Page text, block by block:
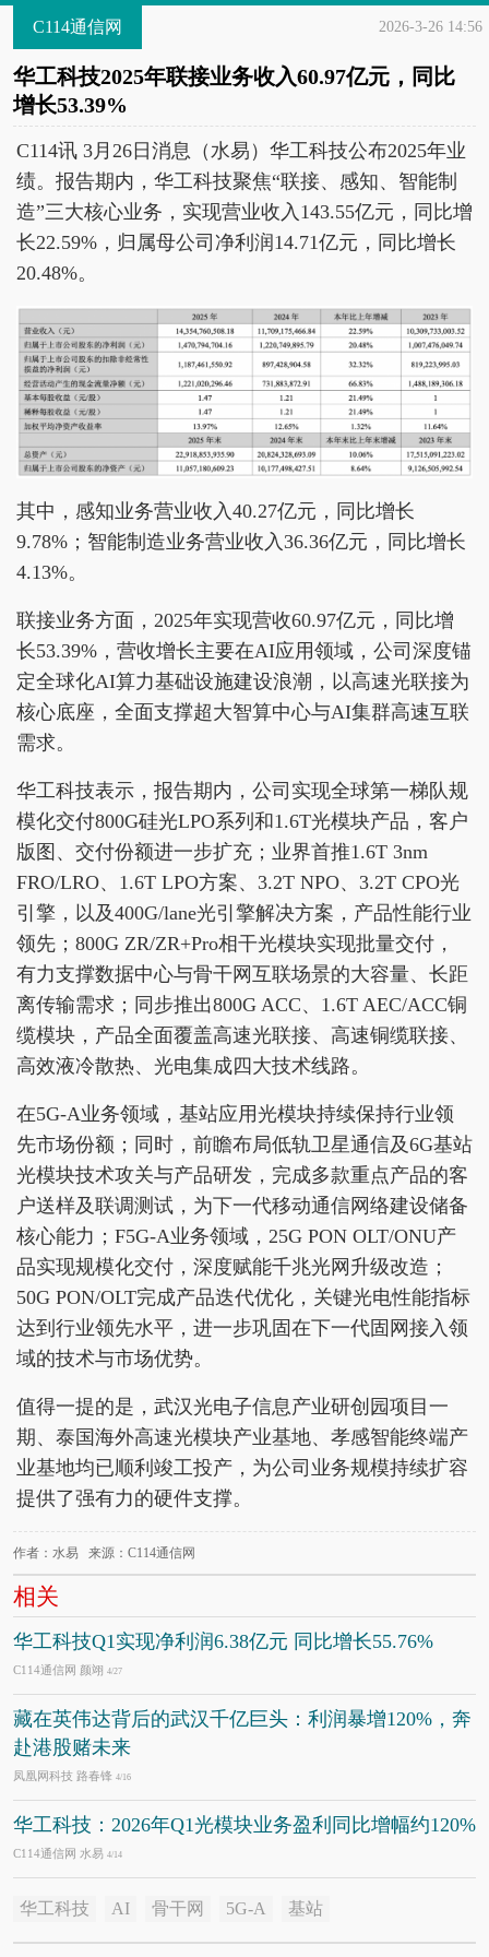
C114通信网 2026-3-26 14:56
华工科技2025年联接业务收入60.97亿元，同比
增长53.39%
C114讯 3月26日消息（水易）华工科技公布2025年业
绩。报告期内，华工科技聚焦“联接、感知、智能制
造”三大核心业务，实现营业收入143.55亿元，同比增
长22.59%，归属母公司净利润14.71亿元，同比增长
20.48%。
其中，感知业务营业收入40.27亿元，同比增长
9.78%；智能制造业务营业收入36.36亿元，同比增长
4.13%。
联接业务方面，2025年实现营收60.97亿元，同比增
长53.39%，营收增长主要在AI应用领域，公司深度锚
定全球化AI算力基础设施建设浪潮，以高速光联接为
核心底座，全面支撑超大智算中心与AI集群高速互联
需求。
华工科技表示，报告期内，公司实现全球第一梯队规
模化交付800G硅光LPO系列和1.6T光模块产品，客户
版图、交付份额进一步扩充；业界首推1.6T 3nm
FRO/LRO、1.6T LPO方案、3.2T NPO、3.2T CPO光
引擎，以及400G/lane光引擎解决方案，产品性能行业
领先；800G ZR/ZR+Pro相干光模块实现批量交付，
有力支撑数据中心与骨干网互联场景的大容量、长距
离传输需求；同步推出800G ACC、1.6T AEC/ACC铜
缆模块，产品全面覆盖高速光联接、高速铜缆联接、
高效液冷散热、光电集成四大技术线路。
在5G-A业务领域，基站应用光模块持续保持行业领
先市场份额；同时，前瞻布局低轨卫星通信及6G基站
光模块技术攻关与产品研发，完成多款重点产品的客
户送样及联调测试，为下一代移动通信网络建设储备
核心能力；F5G-A业务领域，25G PON OLT/ONU产
品实现规模化交付，深度赋能千兆光网升级改造；
50G PON/OLT完成产品迭代优化，关键光电性能指标
达到行业领先水平，进一步巩固在下一代固网接入领
域的技术与市场优势。
值得一提的是，武汉光电子信息产业研创园项目一
期、泰国海外高速光模块产业基地、孝感智能终端产
业基地均已顺利竣工投产，为公司业务规模持续扩容
提供了强有力的硬件支撑。
作者：水易 来源：C114通信网
相关
华工科技Q1实现净利润6.38亿元 同比增长55.76%
C114通信网 颜翊 4/27
藏在英伟达背后的武汉千亿巨头：利润暴增120%，奔
赴港股赌未来
凤凰网科技 路春锋 4/16
华工科技：2026年Q1光模块业务盈利同比增幅约120%
C114通信网 水易 4/14
华工科技 AI 骨干网 5G-A 基站